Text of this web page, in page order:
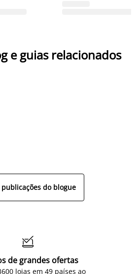
e guias relacionados
do blogue

de grandes ofertas
lojas em 49 países ao